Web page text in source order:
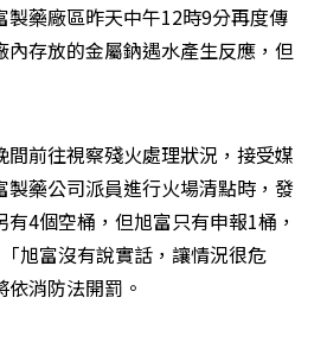
製藥廠區昨天中午12時9分再度傳
內存放的金屬鈉遇水產生反應，但
前往視察殘火處理狀況，接受媒
製藥公司派員進行火場清點時，發
4個空桶，但旭富只有申報1桶，
旭富沒有說實話，讓情況很危
消防法開罰。